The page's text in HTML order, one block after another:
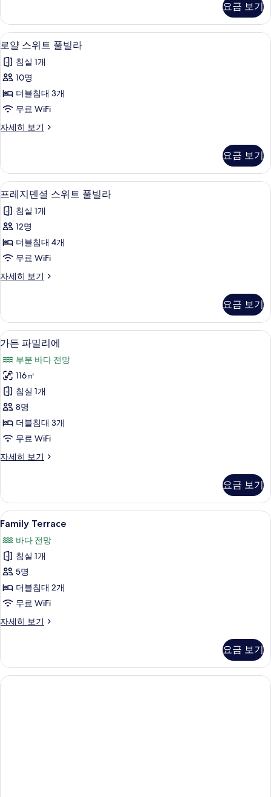
사
진
모
두
보
기
트
풀
빌
자
세
보
기
요금 보기
로
얄
스
위
트
빌
사
진
모
두
보
기
1
로얄 스위트 풀빌라
침실 1개
10명
더블침대 3개
무료 WiFi
자세히 보기
로
트
풀
빌
자
세
보
기
요금 보기
프
레
지
덴
셜
위
풀
빌
라
사
진
모
두
보
기
프레지덴셜 스위트 풀빌라 | 무료 WiFi
1
프레지덴셜 스위트 풀빌라
침실 1개
12명
더블침대 4개
무료 WiFi
자세히 보기
프
셜
스
위
트
풀
빌
라
자
세
히
보
기
요금 보기
가
든
파
밀
리
에
사
모
보
기
1
가든 파밀리에
부분 바다 전망
116㎡
침실 1개
8명
더블침대 3개
무료 WiFi
자세히 보기
가
리
에
자
히
보
기
요금 보기
Family
Terrace
사
진
모
두
보
기
1
Family Terrace
바다 전망
침실 1개
5명
더블침대 2개
무료 WiFi
자세히 보기
Family
히
보
기
요금 보기